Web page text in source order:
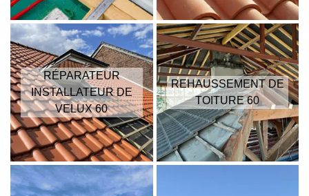
RÉPARATEUR
INSTALLATEUR DE
VELUX 60
REHAUSSEMENT DE
TOITURE 60